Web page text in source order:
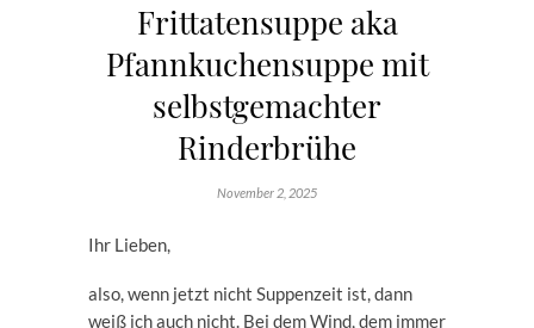
Frittatensuppe aka
Pfannkuchensuppe mit
selbstgemachter
Rinderbrühe
November 2, 2025
Ihr Lieben,
also, wenn jetzt nicht Suppenzeit ist, dann
weiß ich auch nicht. Bei dem Wind, dem immer